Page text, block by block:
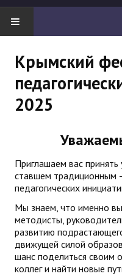
"Боевая" русистика
Будни института
ИНСТИТУТ
Противодействие
В ПОМОЩЬ УЧИТЕЛЮ
Организация УВП
ГИА
Крымский
2025
Приглашаем вас
ставшем традиционным
педагогических
Мы знаем, что именно
методисты,
развитию
движущей силой
шанс поделиться своим
коллег и найти новые